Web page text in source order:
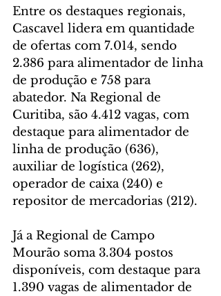
Entre os destaques regionais,
Cascavel lidera em quantidade
de ofertas com 7.014, sendo
2.386 para alimentador de linha
de produção e 758 para
abatedor. Na Regional de
Curitiba, são 4.412 vagas, com
destaque para alimentador de
linha de produção (636),
auxiliar de logística (262),
operador de caixa (240) e
repositor de mercadorias (212).
Já a Regional de Campo
Mourão soma 3.304 postos
disponíveis, com destaque para
1.390 vagas de alimentador de